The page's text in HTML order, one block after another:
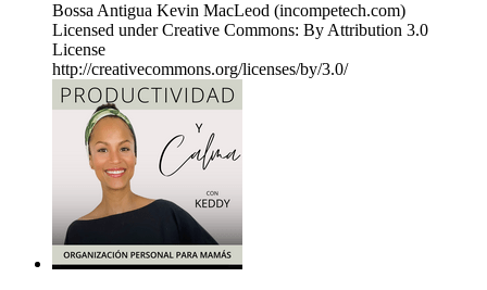
Bossa Antigua Kevin MacLeod (incompetech.com)
Licensed under Creative Commons: By Attribution 3.0
License
http://creativecommons.org/licenses/by/3.0/